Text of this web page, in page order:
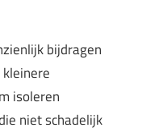
bijdragen
isoleren
niet schadelijk